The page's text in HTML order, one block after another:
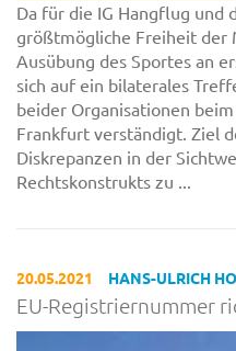
Da für die IG Hangflug und
größtmögliche Freiheit der
Ausübung des Sportes an
sich auf ein bilaterales
beider Organisationen
Frankfurt verständigt. Ziel
Diskrepanzen in der
Rechtskonstrukts zu ...
20.05.2021 HANS-ULRICH
EU-Registriernummer